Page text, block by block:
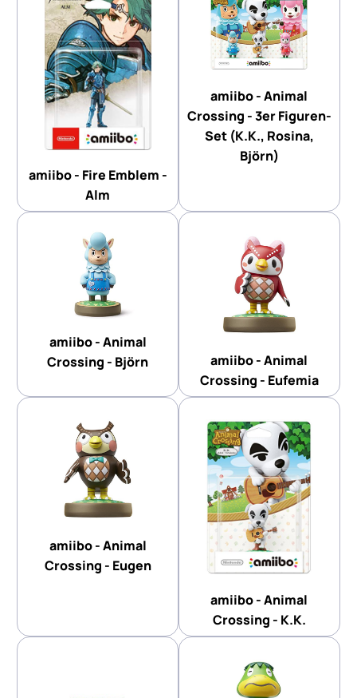
amiibo - Fire Emblem -
Alm
amiibo - Animal
Crossing - 3er Figuren-
Set (K.K., Rosina,
Björn)
amiibo - Animal
Crossing - Björn
amiibo - Animal
Crossing - Eufemia
amiibo - Animal
Crossing - Eugen
amiibo - Animal
Crossing - K.K.